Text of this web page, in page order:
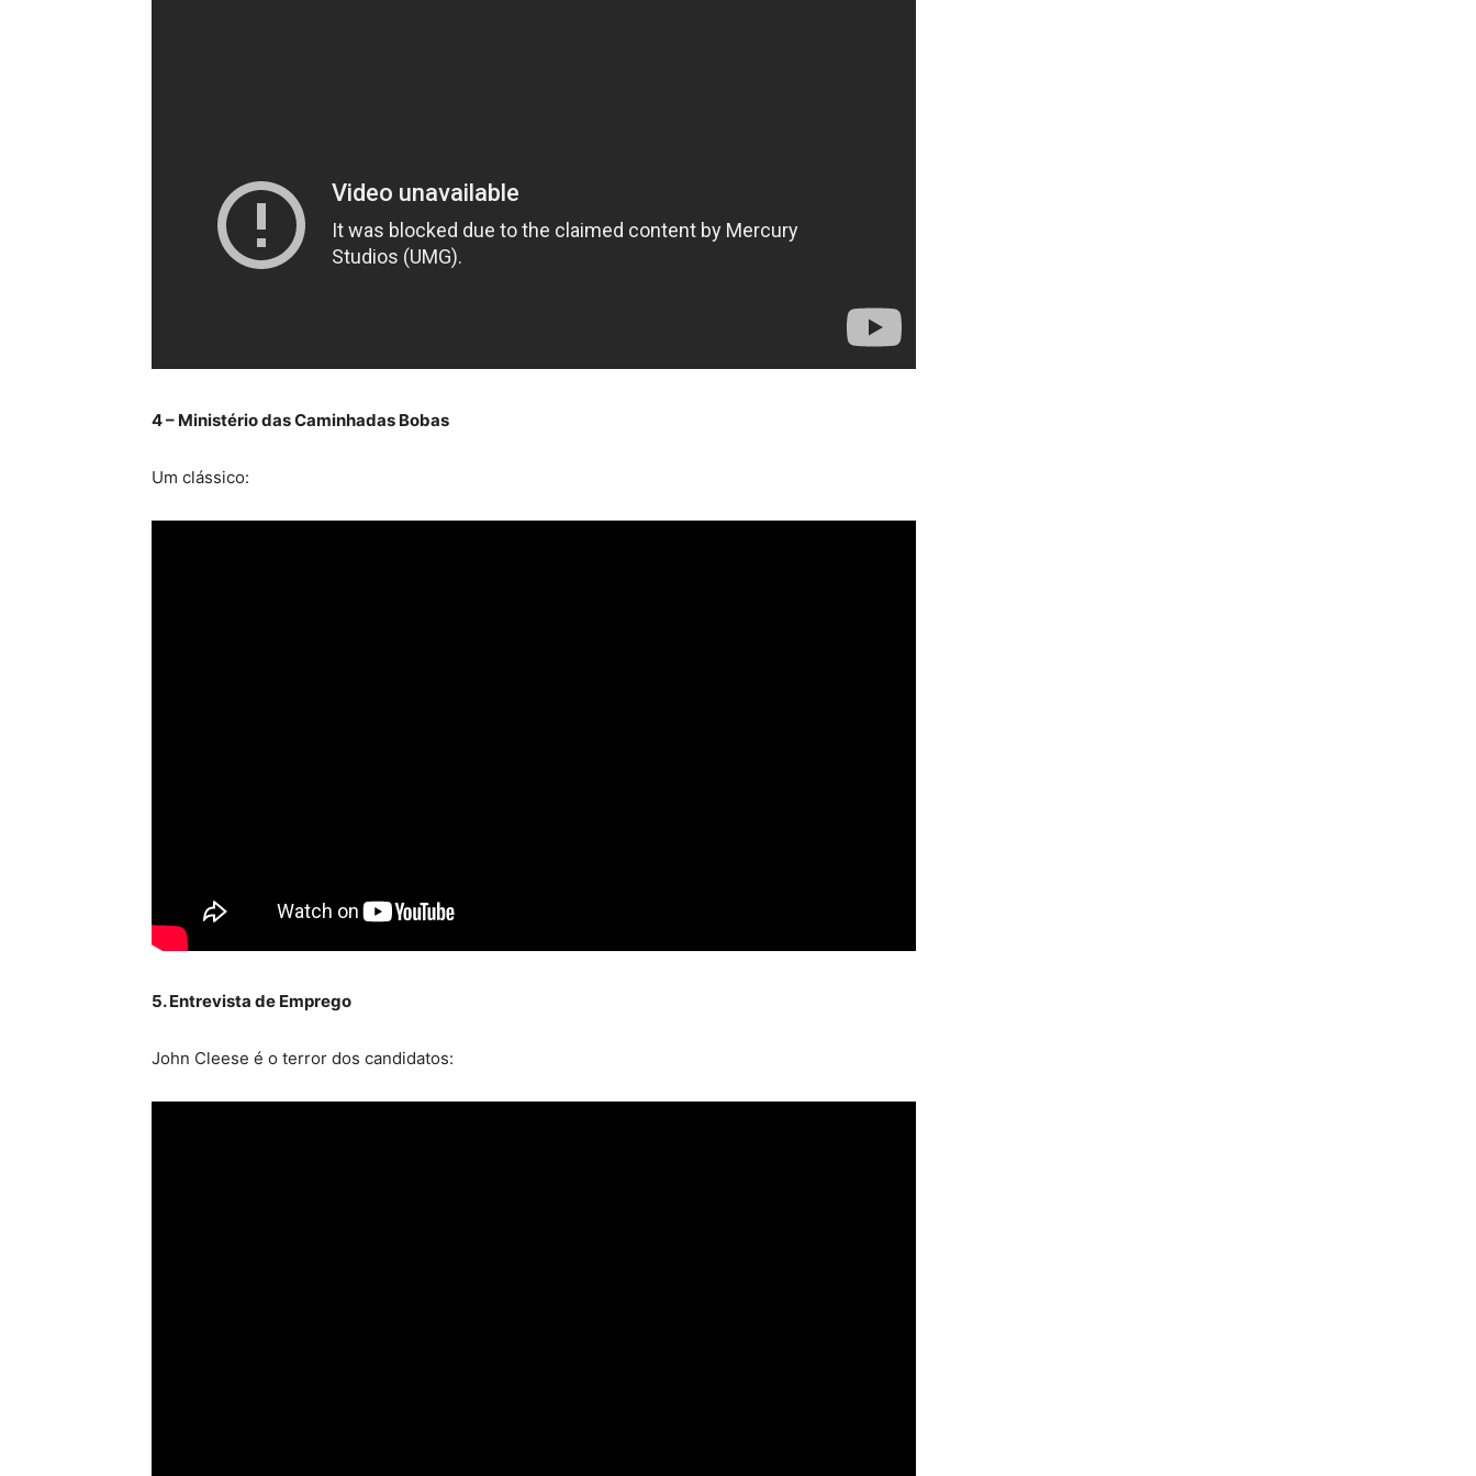
4 – Ministério das Caminhadas Bobas
Um clássico:
5. Entrevista de Emprego
John Cleese é o terror dos candidatos: